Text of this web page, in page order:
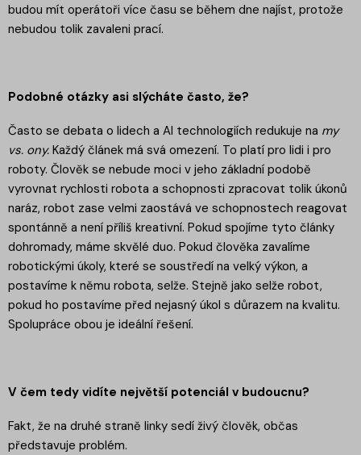
budou mít operátoři více času se během dne najíst, protože
nebudou tolik zavaleni prací.
Podobné otázky asi slýcháte často, že?
Často se debata o lidech a AI technologiích redukuje na my
vs. ony. Každý článek má svá omezení. To platí pro lidi i pro
roboty. Člověk se nebude moci v jeho základní podobě
vyrovnat rychlosti robota a schopnosti zpracovat tolik úkonů
naráz, robot zase velmi zaostává ve schopnostech reagovat
spontánně a není příliš kreativní. Pokud spojíme tyto články
dohromady, máme skvělé duo. Pokud člověka zavalíme
robotickými úkoly, které se soustředí na velký výkon, a
postavíme k němu robota, selže. Stejně jako selže robot,
pokud ho postavíme před nejasný úkol s důrazem na kvalitu.
Spolupráce obou je ideální řešení.
V čem tedy vidíte největší potenciál v budoucnu?
Fakt, že na druhé straně linky sedí živý člověk, občas
představuje problém.